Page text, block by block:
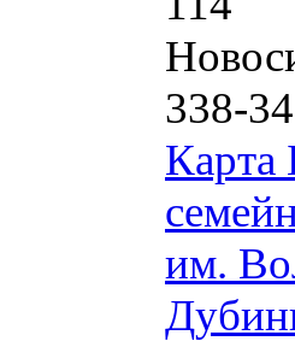
338-
Карта
им.